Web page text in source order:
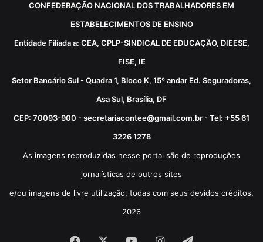
CONFEDERAÇÃO NACIONAL DOS TRABALHADORES EM
ESTABELECIMENTOS DE ENSINO
Entidade Filiada a: CEA, CPLP-SINDICAL DE EDUCAÇÃO, DIEESE,
FISE, IE
Setor Bancário Sul - Quadra 1, Bloco K, 15º andar Ed. Seguradoras,
Asa Sul, Brasília, DF
CEP: 70093-900 - secretariacontee@gmail.com.br - Tel: +55 61
3226 1278
As imagens reproduzidas nesse portal são de reproduções
jornalísticas de outros sites
e/ou imagens de livre utilização, todas com seus devidos créditos.
2026